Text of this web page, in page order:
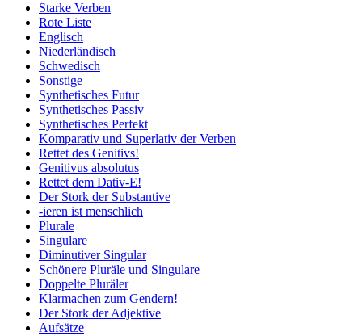
Starke Verben
Rote Liste
Englisch
Niederländisch
Schwedisch
Sonstige
Synthetisches Futur
Synthetisches Passiv
Synthetisches Perfekt
Komparativ und Superlativ der Verben
Rettet des Genitivs!
Genitivus absolutus
Rettet dem Dativ-E!
Der Stork der Substantive
-ieren ist menschlich
Plurale
Singulare
Diminutiver Singular
Schönere Pluräle und Singulare
Doppelte Pluräler
Klarmachen zum Gendern!
Der Stork der Adjektive
Aufsätze